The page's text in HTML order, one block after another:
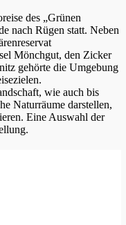
des „Grünen
nach Rügen statt. Neben
Mönchgut, den Zicker
gehörte die Umgebung
wie auch bis
Naturräume darstellen,
Eine Auswahl der